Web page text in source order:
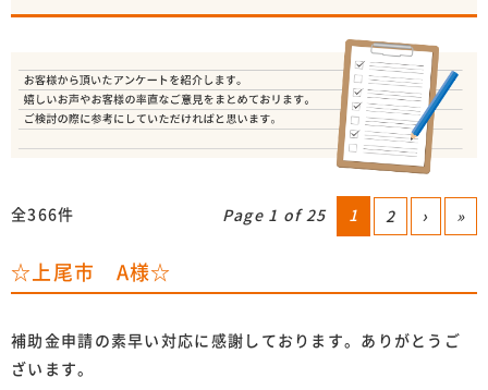
全366件 Page 1 of 25 1 2 › »
☆上尾市 A様☆
補助金申請の素早い対応に感謝しております。ありがとうご
ざいます。